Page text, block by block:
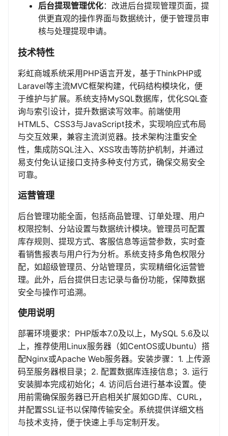
后台提现管理优化：改进后台提现管理页面，提
供更直观的操作界面与数据统计，便于管理员审
核与处理提现申请。
技术特性
彩虹商城系统采用PHP语言开发，基于ThinkPHP或
Laravel等主流MVC框架构建，代码结构模块化，便
于维护与扩展。系统支持MySQL数据库，优化SQL查
询与索引设计，提升数据读写效率。前端使用
HTML5、CSS3与JavaScript技术，实现响应式布局
与交互效果，兼容主流浏览器。技术架构注重安全
性，集成防SQL注入、XSS攻击等防护机制，并通过
易支付免认证接口支持多种支付方式，确保交易安全
可靠。
运营管理
后台管理功能全面，包括商品管理、订单处理、用户
权限控制、分站设置与数据统计模块。管理员可配置
库存规则、提现方式、客服信息等运营参数，实时查
看销售报表与用户行为分析。系统支持多角色权限分
配，如超级管理员、分站管理员，实现精细化运营管
理。此外，后台提供日志记录与备份功能，保障数据
安全与操作可追溯。
使用说明
部署环境要求：PHP版本7.0及以上，MySQL 5.6及以
上，推荐使用Linux服务器（如CentOS或Ubuntu）搭
配Nginx或Apache Web服务器。安装步骤：1. 上传源
码至服务器根目录；2. 配置数据库连接信息；3. 运行
安装脚本完成初始化；4. 访问后台进行基本设置。使
用前需确保服务器已开启相关扩展如GD库、CURL，
并配置SSL证书以保障传输安全。系统提供详细文档
与技术支持，便于快速上手与定制开发。